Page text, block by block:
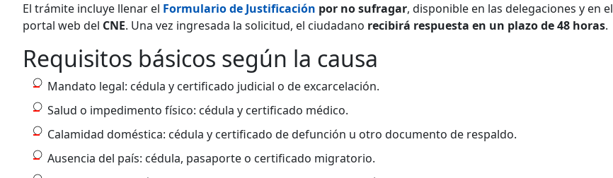
El trámite incluye llenar el Formulario de Justificación por no sufragar, disponible en las delegaciones y en el
portal web del CNE. Una vez ingresada la solicitud, el ciudadano recibirá respuesta en un plazo de 48 horas.
Requisitos básicos según la causa
Mandato legal: cédula y certificado judicial o de excarcelación.
Salud o impedimento físico: cédula y certificado médico.
Calamidad doméstica: cédula y certificado de defunción u otro documento de respaldo.
Ausencia del país: cédula, pasaporte o certificado migratorio.